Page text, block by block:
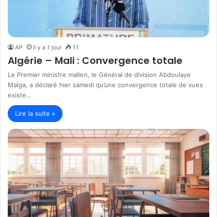
AP il y a 1 jour 11
Algérie – Mali : Convergence totale
Le Premier ministre malien, le Général de division Abdoulaye
Maïga, a déclaré hier samedi qu’une convergence totale de vues
existe…
Lire la suite »